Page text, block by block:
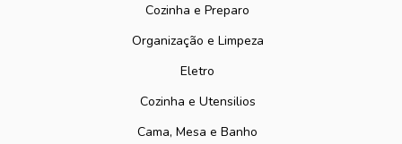
Cozinha e Preparo
Organização e Limpeza
Eletro
Cozinha e Utensilios
Cama, Mesa e Banho